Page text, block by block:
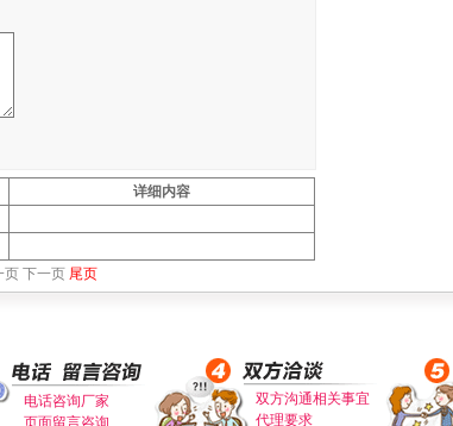
详细内容
页 下一页 尾页
电话咨询厂家
页面留言咨询
双方沟通相关事宜
代理要求